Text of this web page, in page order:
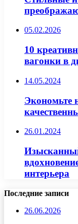
05.02.2026
10
вагонки в
14.05.2024
Экономьте
26.01.2024
интерьера
Последние записи
26.06.2026